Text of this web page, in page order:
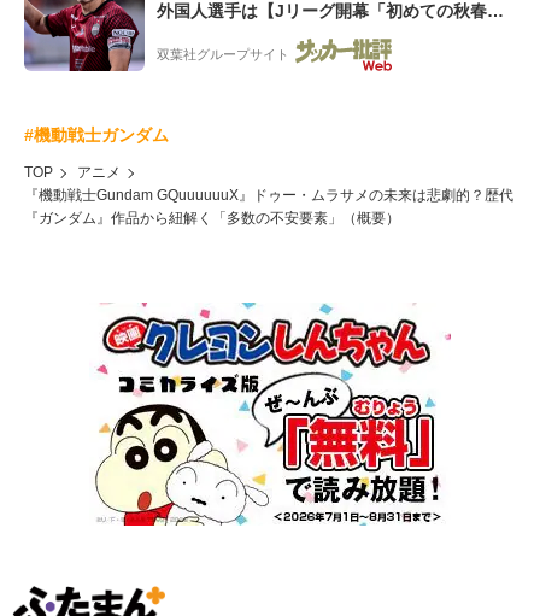
外国人選手は【Jリーグ開幕「初めての秋春
双葉社グループサイト
#機動戦士ガンダム
TOP
アニメ
『機動戦士Gundam GQuuuuuuX』ドゥー・ムラサメの未来は悲劇的？歴代
『ガンダム』作品から紐解く「多数の不安要素」（概要）